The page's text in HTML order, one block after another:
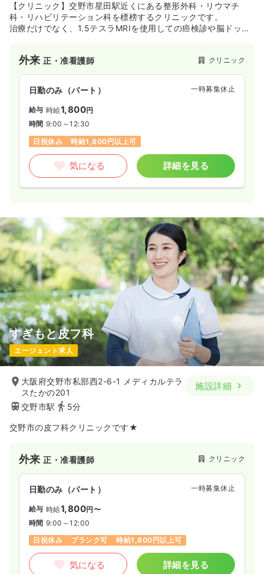
【クリニック】交野市星田駅近くにある整形外科・リウマチ
科・リハビリテーション科を標榜するクリニックです。
治療だけでなく、1.5テスラMRIを使用しての癌検診や脳ドッグ
外来正・准看護師 クリニック
日勤のみ（パート） 一時募集休止
給与 時給1,800円
時間 9:00～12:30
日祝休み
時給1,800円以上可
気になる 詳細を見る
すぎもと皮フ科
エージェント求人
大阪府交野市私部西2-6-1 メディカルテラ
スたかの201
交野市駅
5分
施設詳細
交野市の皮フ科クリニックです★
外来正・准看護師 クリニック
日勤のみ（パート） 一時募集休止
給与 時給1,800円〜
時間 9:00～12:00
日祝休み
ブランク可 時給1,800円以上可
気になる 詳細を見る